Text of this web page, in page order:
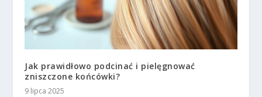
Jak prawidłowo podcinać i pielęgnować
zniszczone końcówki?
9 lipca 2025